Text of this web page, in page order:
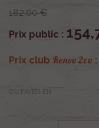
182,00 €
Prix public :
Prix club Renov 2cv :